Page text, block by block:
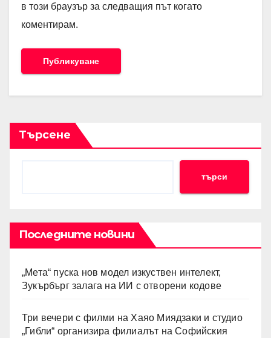
в този браузър за следващия път когато
коментирам.
Търсене
търси
Последните новини
„Мета“ пуска нов модел изкуствен интелект,
Зукърбърг залага на ИИ с отворени кодове
Три вечери с филми на Хаяо Миядзаки и студио
„Гибли“ организира филиалът на Софийския